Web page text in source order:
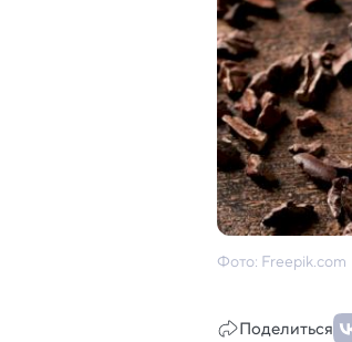
Фото: Freepik.com
Поделиться